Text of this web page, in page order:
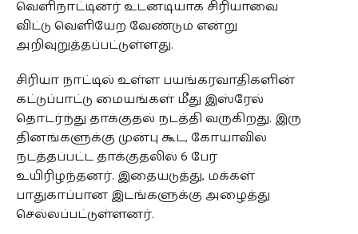
வெளிநாட்டினர் உடனடியாக சிரியாவை
விட்டு வெளியேற வேண்டும் என்று
அறிவுறுத்தப்பட்டுள்ளது.
சிரியா நாட்டில் உள்ள பயங்கரவாதிகளின்
கட்டுப்பாட்டு மையங்கள் மீது இஸ்ரேல்
தொடர்ந்து தாக்குதல் நடத்தி வருகிறது. இரு
தினங்களுக்கு முன்பு கூட, கோயாவில்
நடத்தப்பட்ட தாக்குதலில் 6 பேர்
உயிரிழந்தனர். இதையடுத்து, மக்கள்
பாதுகாப்பான இடங்களுக்கு அழைத்து
செல்லப்பட்டுள்ளனர்.